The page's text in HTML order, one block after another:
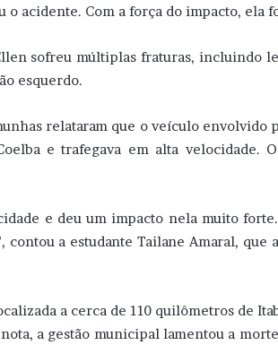
o acidente. Com a força do impacto, ela
sofreu múltiplas fraturas, incluindo
esquerdo.
relataram que o veículo envolvido
e trafegava em alta velocidade.
e deu um impacto nela muito
contou a estudante Tailane Amaral, que
a cerca de 110 quilômetros de
a gestão municipal lamentou a